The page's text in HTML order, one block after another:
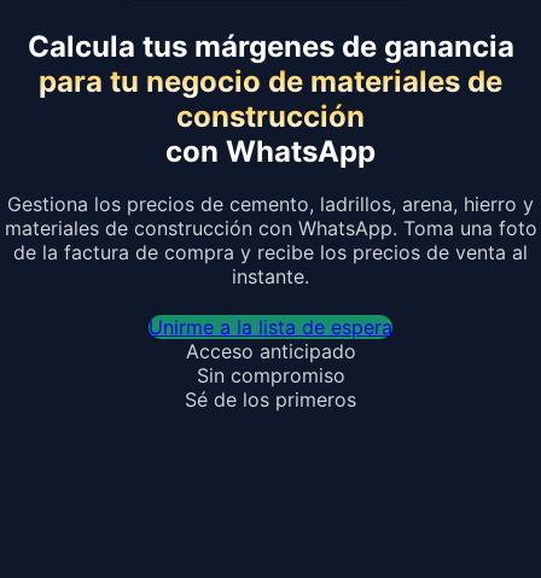
Calcula tus márgenes de ganancia
para tu negocio de materiales de
construcción
con WhatsApp
Gestiona los precios de cemento, ladrillos, arena, hierro y
materiales de construcción con WhatsApp. Toma una foto
de la factura de compra y recibe los precios de venta al
instante.
Unirme a la lista de espera
Acceso anticipado
Sin compromiso
Sé de los primeros